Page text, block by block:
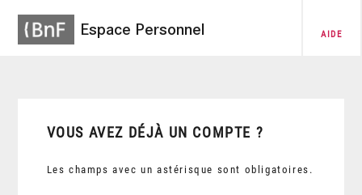
Espace Personnel AIDE
VOUS AVEZ DÉJÀ UN COMPTE ?
Les champs avec un astérisque sont obligatoires.